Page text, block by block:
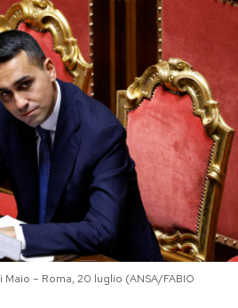
Altrecose
Mondiali calcio 2026
– Roma, 20 luglio (ANSA/FABIO